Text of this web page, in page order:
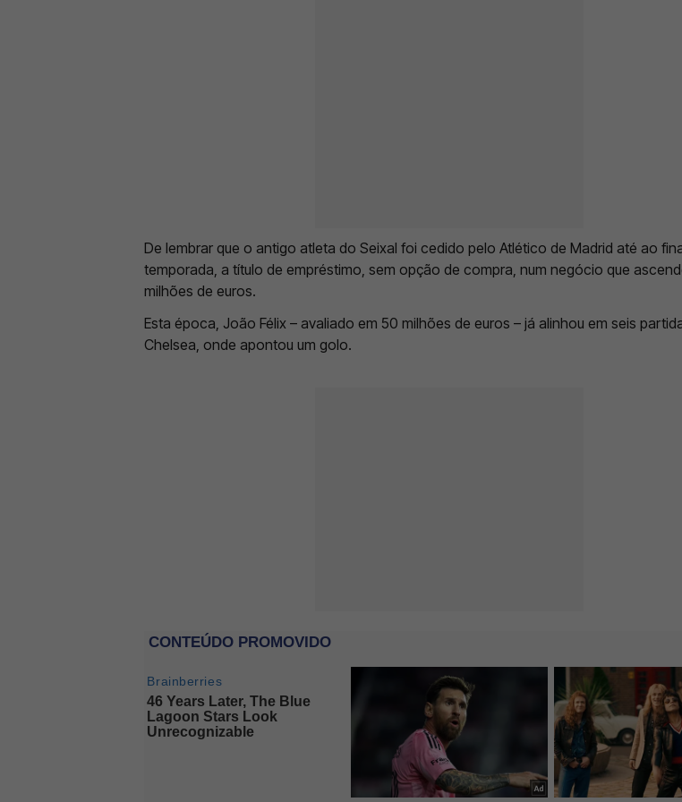
De lembrar que o antigo atleta do Seixal foi cedido pelo Atlético de Madrid até ao
temporada, a título de empréstimo, sem opção de compra, num negócio que
milhões de euros.
Esta época, João Félix – avaliado em 50 milhões de euros – já alinhou em seis
Chelsea, onde apontou um golo.